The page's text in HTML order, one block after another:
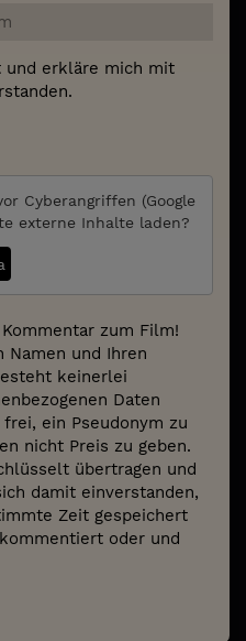
und erkläre mich mit
Cyberangriffen (Google
externe Inhalte laden?
zum Film!
und Ihren
keinerlei
Daten
ein Pseudonym zu
nicht Preis zu geben.
übertragen und
damit einverstanden,
Zeit gespeichert
oder und